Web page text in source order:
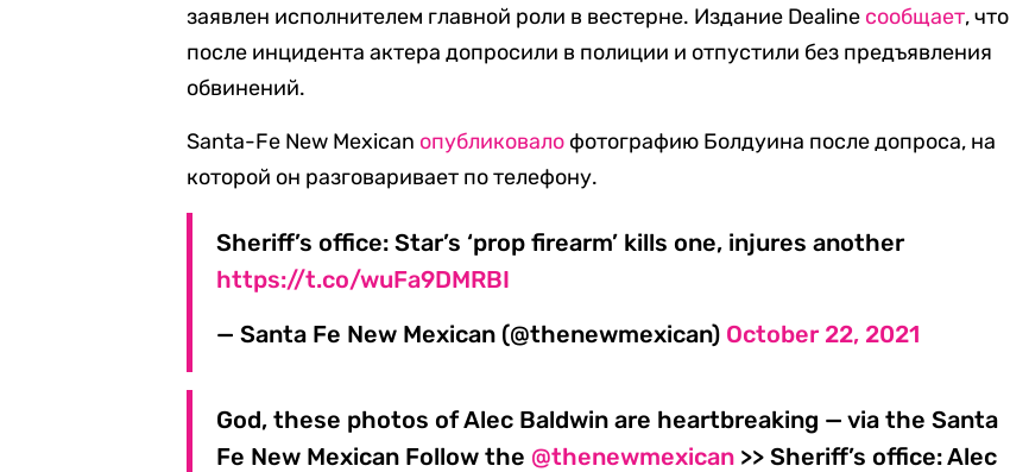
заявлен исполнителем главной роли в вестерне. Издание Dealine сообщает, что
после инцидента актера допросили в полиции и отпустили без предъявления
обвинений.
Santa-Fe New Mexican опубликовало фотографию Болдуина после допроса, на
которой он разговаривает по телефону.
Sheriff’s office: Star’s ‘prop firearm’ kills one, injures another
https://t.co/wuFa9DMRBI
— Santa Fe New Mexican (@thenewmexican) October 22, 2021
God, these photos of Alec Baldwin are heartbreaking — via the Santa
Fe New Mexican Follow the @thenewmexican >> Sheriff’s office: Alec